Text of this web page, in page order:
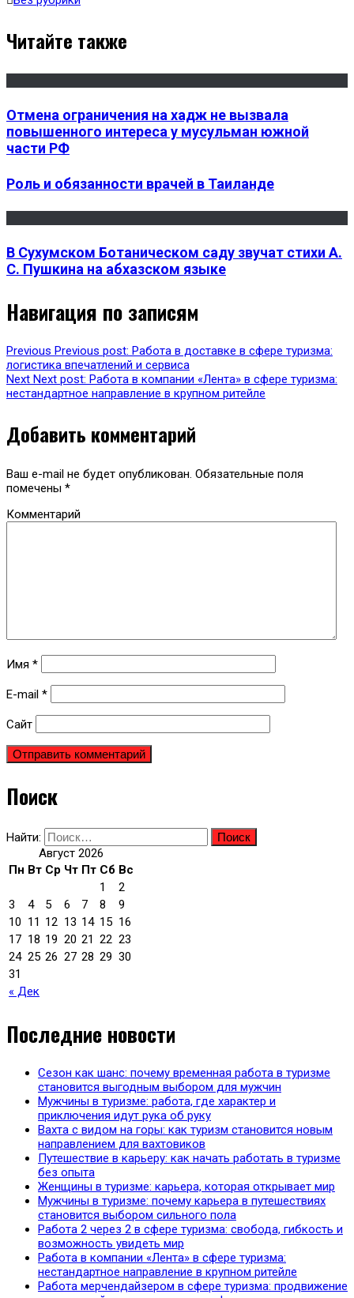
Читайте также
Отмена ограничения на хадж не вызвала
повышенного интереса у мусульман южной
части РФ
Роль и обязанности врачей в Таиланде
В Сухумском Ботаническом саду звучат стихи А.
С. Пушкина на абхазском языке
Навигация по записям
Previous Previous post: Работа в доставке в сфере туризма:
логистика впечатлений и сервиса
Next Next post: Работа в компании «Лента» в сфере туризма:
нестандартное направление в крупном ритейле
Добавить комментарий
Ваш e-mail не будет опубликован. Обязательные поля
помечены *
Комментарий
Имя *
E-mail *
Сайт
Поиск
Найти:
Август 2026
Пн Вт Ср Чт Пт Сб Вс
« Дек
1
2
3
4 5 6 7 8
9
10 11 12 13 14 15 16
17 18 19 20 21 22 23
24 25 26 27 28 29 30
31
Последние новости
Сезон как шанс: почему временная работа в туризме
становится выгодным выбором для мужчин
Мужчины в туризме: работа, где характер и
приключения идут рука об руку
Вахта с видом на горы: как туризм становится новым
направлением для вахтовиков
Путешествие в карьеру: как начать работать в туризме
без опыта
Женщины в туризме: карьера, которая открывает мир
Мужчины в туризме: почему карьера в путешествиях
становится выбором сильного пола
Работа 2 через 2 в сфере туризма: свобода, гибкость и
возможность увидеть мир
Работа в компании «Лента» в сфере туризма:
нестандартное направление в крупном ритейле
Работа мерчендайзером в сфере туризма: продвижение